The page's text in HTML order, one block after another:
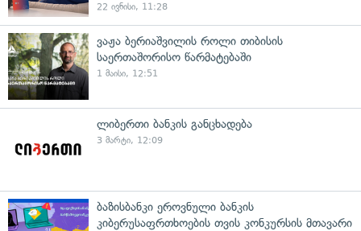
22 ივნისი, 11:28
ვაჟა ბერიაშვილის როლი თიბისის
საერთაშორისო წარმატებაში
1 მაისი, 12:51
ლიბერთი ბანკის განცხადება
3 მარტი, 12:09
ბაზისბანკი ეროვნული ბანკის
კიბერუსაფრთხოების თვის კონკურსის მთავარი